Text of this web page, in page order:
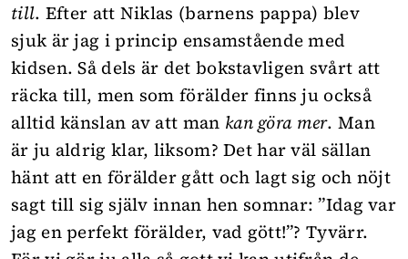
till. Efter att Niklas (barnens pappa) blev
sjuk är jag i princip ensamstående med
kidsen. Så dels är det bokstavligen svårt att
räcka till, men som förälder finns ju också
alltid känslan av att man kan göra mer. Man
är ju aldrig klar, liksom? Det har väl sällan
hänt att en förälder gått och lagt sig och nöjt
sagt till sig själv innan hen somnar: ”Idag var
jag en perfekt förälder, vad gött!”? Tyvärr.